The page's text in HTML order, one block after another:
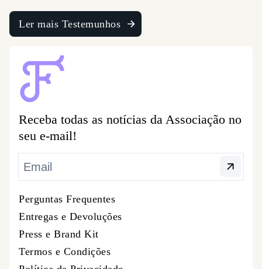
Ler mais Testemunhos
Receba todas as notícias da Associação no
seu e-mail!
Perguntas Frequentes
Entregas e Devoluções
Press e Brand Kit
Termos e Condições